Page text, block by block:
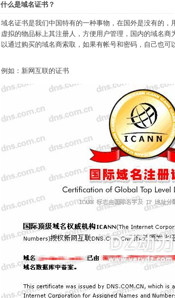
什么是域名证书？
域名证书是我们中国特有的一种事物，在国外是没有的
虚拟的物品标上其注册人，方便用户管理，国内的域名
以通过购买的域名商索取，如果有帐号和密码，自己也可
例如：新网互联的证书